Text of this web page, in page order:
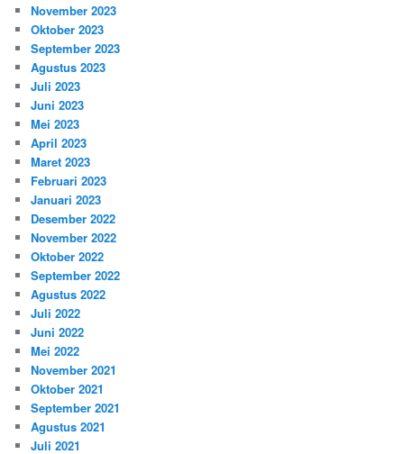
November 2023
Oktober 2023
September 2023
Agustus 2023
Juli 2023
Juni 2023
Mei 2023
April 2023
Maret 2023
Februari 2023
Januari 2023
Desember 2022
November 2022
Oktober 2022
September 2022
Agustus 2022
Juli 2022
Juni 2022
Mei 2022
November 2021
Oktober 2021
September 2021
Agustus 2021
Juli 2021